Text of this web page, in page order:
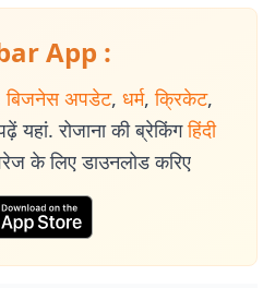
App :
बिजनेस अपडेट, धर्म, क्रिकेट,
यहां. रोजाना की ब्रेकिंग हिंदी
के लिए डाउनलोड करिए